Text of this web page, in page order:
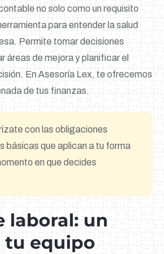
no solo como un requisito
para entender la salud
Permite tomar decisiones
áreas de mejora y planificar el
En Asesoría Lex, te ofrecemos
de tus finanzas.
con las obligaciones
básicas que aplican a tu forma
en que decides
laboral: un
tu equipo